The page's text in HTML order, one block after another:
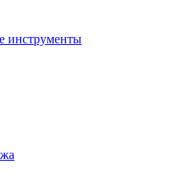
инструменты